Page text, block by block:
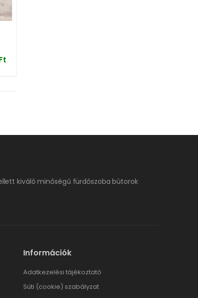
kiváló minőségű fürdőszoba bútorok
Információk
Adatkezelési tájékoztató
Süti (cookie) szabályzat